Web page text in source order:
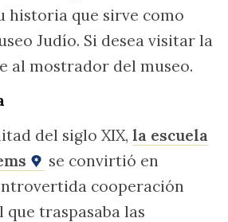
historia que sirve como
Judío. Si desea visitar la
al mostrador del museo.
del siglo XIX, la escuela
se convirtió en
cooperación
traspasaba las